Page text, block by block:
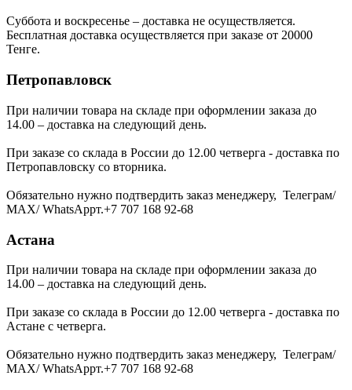
Суббота и воскресенье – доставка не осуществляется.
Бесплатная доставка осуществляется при заказе от 20000
Тенге.
Петропавловск
При наличии товара на складе при оформлении заказа до
14.00 – доставка на следующий день.
При заказе со склада в России до 12.00 четверга - доставка по
Петропавловску со вторника.
Обязательно нужно подтвердить заказ менеджеру, Телеграм/
МАХ/ WhatsAppт.+7 707 168 92-68
Астана
При наличии товара на складе при оформлении заказа до
14.00 – доставка на следующий день.
При заказе со склада в России до 12.00 четверга - доставка по
Астане с четверга.
Обязательно нужно подтвердить заказ менеджеру, Телеграм/
МАХ/ WhatsAppт.+7 707 168 92-68